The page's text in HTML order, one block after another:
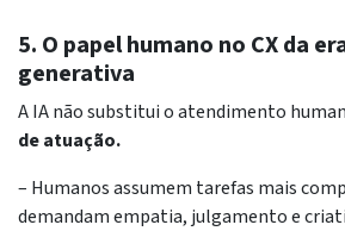
5. O papel humano no CX da
generativa
A IA não substitui o atendimento
de atuação.
– Humanos assumem tarefas mais
demandam empatia, julgamento e